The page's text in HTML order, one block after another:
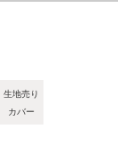
生地売り
カバー